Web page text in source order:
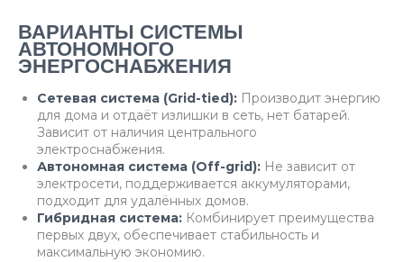
ВАРИАНТЫ СИСТЕМЫ
АВТОНОМНОГО
ЭНЕРГОСНАБЖЕНИЯ
Сетевая система (Grid-tied): Производит энергию
для дома и отдаёт излишки в сеть, нет батарей.
Зависит от наличия центрального
электроснабжения.
Автономная система (Off-grid): Не зависит от
электросети, поддерживается аккумуляторами,
подходит для удалённых домов.
Гибридная система: Комбинирует преимущества
первых двух, обеспечивает стабильность и
максимальную экономию.